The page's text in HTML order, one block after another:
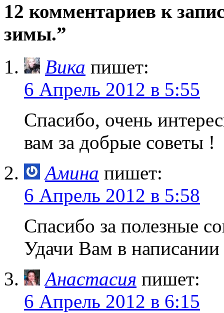
12 комментариев к
зимы.”
Вика пишет:
6 Апрель 2012 в 5:55
Спасибо, очень
вам за добрые советы !
Амина пишет:
6 Апрель 2012 в 5:58
Спасибо за полезные
Удачи Вам в написании
Анастасия пишет:
6 Апрель 2012 в 6:15